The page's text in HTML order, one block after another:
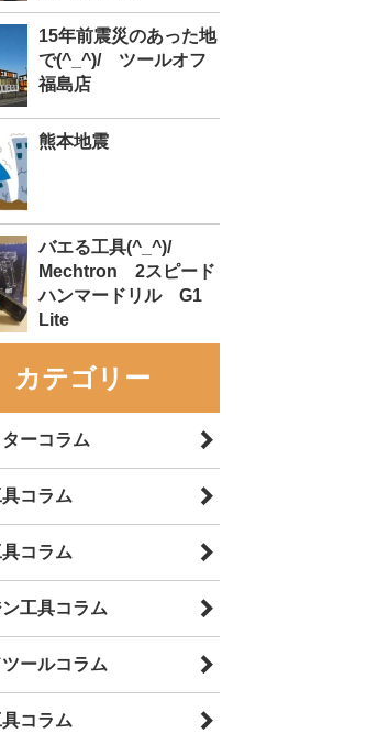
15年前震災のあった地
で(^_^)/ ツールオフ
福島店
熊本地震
バエる工具(^_^)/
Mechtron 2スピード
ハンマードリル G1
Lite
カテゴリー
ターコラム
コラム
コラム
工具コラム
ールコラム
コラム